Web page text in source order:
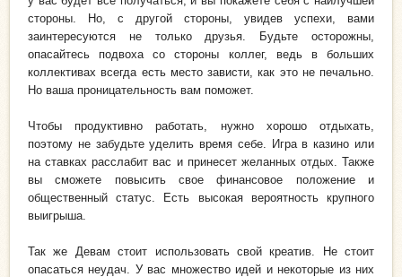
стороны. Но, с другой стороны, увидев успехи, вами
заинтересуются не только друзья. Будьте осторожны,
опасайтесь подвоха со стороны коллег, ведь в больших
коллективах всегда есть место зависти, как это не печально.
Но ваша проницательность вам поможет.
Чтобы продуктивно работать, нужно хорошо отдыхать,
поэтому не забудьте уделить время себе. Игра в казино или
на ставках расслабит вас и принесет желанных отдых. Также
вы сможете повысить свое финансовое положение и
общественный статус. Есть высокая вероятность крупного
выигрыша.
Так же Девам стоит использовать свой креатив. Не стоит
опасаться неудач. У вас множество идей и некоторые из них